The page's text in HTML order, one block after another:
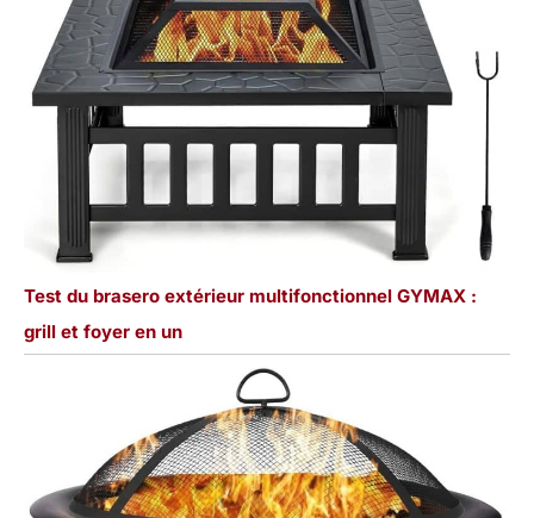
Test du brasero extérieur multifonctionnel GYMAX :
grill et foyer en un